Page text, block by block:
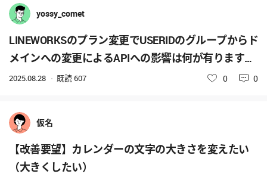
yossy_comet
LINEWORKSのプラン変更でUSERIDのグループからド
メインへの変更によるAPIへの影響は何が有ります
か？
2025.08.28 既読607 いいね
0 0
仮名
【改善要望】カレンダーの文字の大きさを変えたい
（大きくしたい）